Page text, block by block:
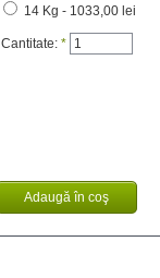
14 Kg - 1033,00 lei
Cantitate: *